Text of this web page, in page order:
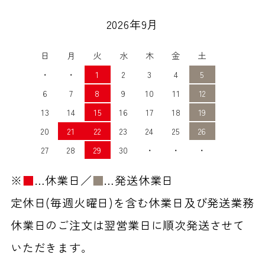
2026年9月
日 月 火 水 木 金
土
・
・ 1 2 3 4
5
6
7 8 9 10 11
12
13
14 15 16 17 18
19
20
21 22 23 24 25
26
27
28 29 30 ・ ・ ・
※■…休業日／■…発送休業日
定休日(毎週火曜日)を含む休業日及び発送業務
休業日のご注文は翌営業日に順次発送させて
いただきます。